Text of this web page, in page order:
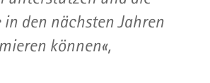
den nächsten Jahren
können«,